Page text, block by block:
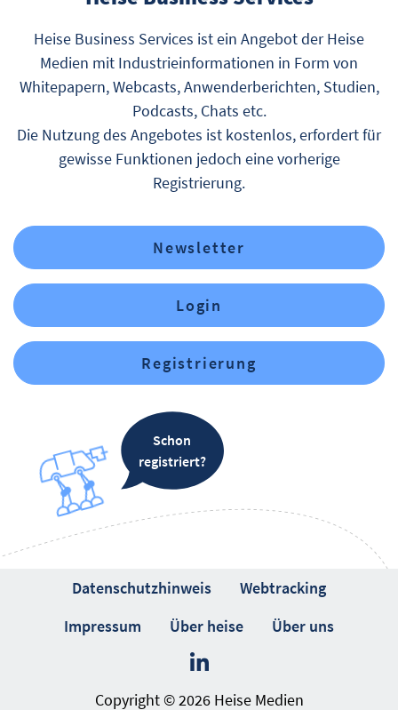
Heise Business Services ist ein Angebot der Heise
Medien mit Industrieinformationen in Form von
Whitepapern, Webcasts, Anwenderberichten, Studien,
Podcasts, Chats etc.
Die Nutzung des Angebotes ist kostenlos, erfordert für
gewisse Funktionen jedoch eine vorherige
Registrierung.
Newsletter
Login
Registrierung
Schon
registriert?
Datenschutzhinweis
Webtracking
Impressum
Über heise Über uns
Copyright © 2026 Heise Medien